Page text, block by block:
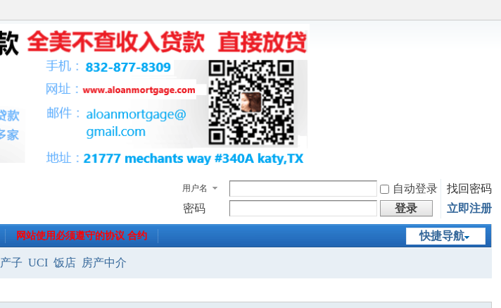
用户名 自动登录
找回密码
密码
登录 立即注册
快捷导航
网站使用必须遵守的协议 合约
产子 UCI 饭店 房产中介